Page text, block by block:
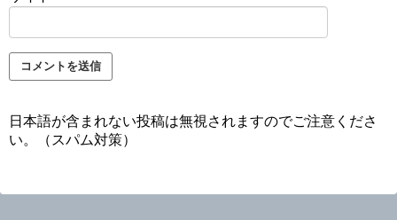
日本語が含まれない投稿は無視されますのでご注意くださ
い。（スパム対策）